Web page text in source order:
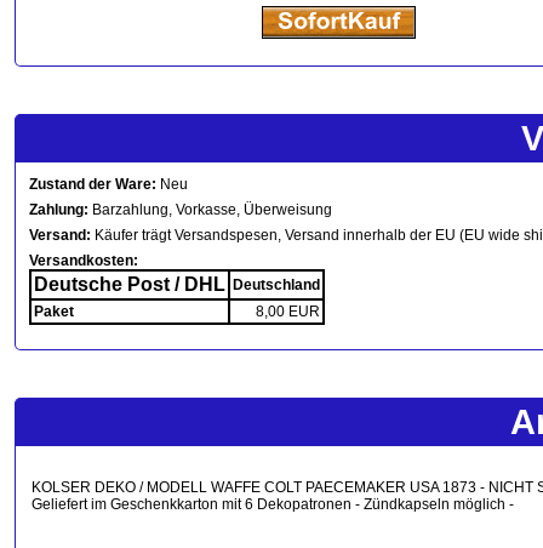
Zustand der Ware: Neu
Zahlung: Barzahlung, Vorkasse, Überweisung
Versand: Käufer trägt Versandspesen, Versand innerhalb der EU (EU wide
Versandkosten:
Deutsche Post / DHL Deutschland
Paket
8,00 EUR
KOLSER DEKO / MODELL WAFFE COLT PAECEMAKER USA 1873 -
Geliefert im Geschenkkarton mit 6 Dekopatronen - Zündkapseln möglich -